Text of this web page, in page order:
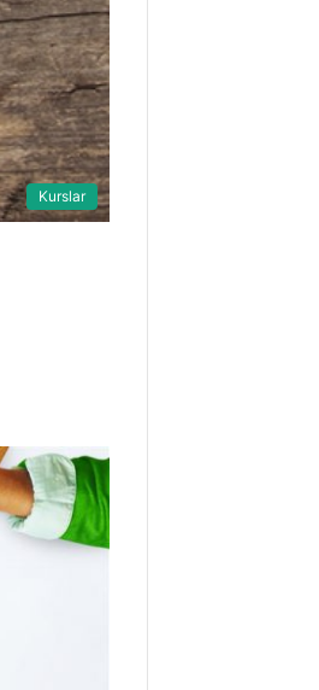
Kurslar